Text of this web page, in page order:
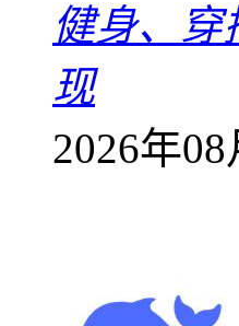
健身、
现
2026年